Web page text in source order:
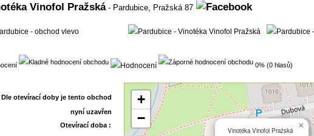
Vinofol Pražská- Pardubice, Pražská 87
0% (0 hlasů)
Otevírací doba :
Vinotéka Vinofol Pražská ×
+
−